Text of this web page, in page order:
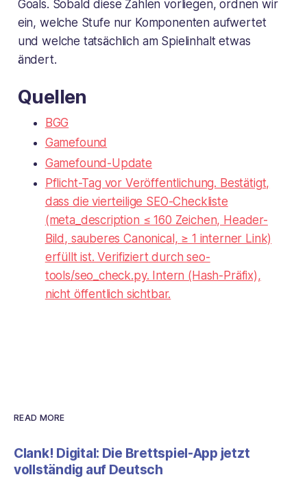
Goals. Sobald diese Zahlen vorliegen, ordnen wir
ein, welche Stufe nur Komponenten aufwertet
und welche tatsächlich am Spielinhalt etwas
ändert.
Quellen
BGG
Gamefound
Gamefound-Update
Pflicht-Tag vor Veröffentlichung. Bestätigt,
dass die vierteilige SEO-Checkliste
(meta_description ≤ 160 Zeichen, Header-
Bild, sauberes Canonical, ≥ 1 interner Link)
erfüllt ist. Verifiziert durch seo-
tools/seo_check.py. Intern (Hash-Präfix),
nicht öffentlich sichtbar.
READ MORE
Clank! Digital: Die Brettspiel-App jetzt
vollständig auf Deutsch